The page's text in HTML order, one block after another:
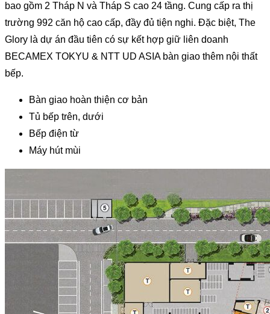
bao gồm 2 Tháp N và Tháp S cao 24 tầng. Cung cấp ra thị
trường 992 căn hộ cao cấp, đầy đủ tiện nghi. Đặc biệt, The
Glory là dự án đầu tiên có sự kết hợp giữ liên doanh
BECAMEX TOKYU & NTT UD ASIA bàn giao thêm nội thất
bếp.
Bàn giao hoàn thiện cơ bản
Tủ bếp trên, dưới
Bếp điện từ
Máy hút mùi